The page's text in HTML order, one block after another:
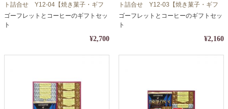
ト詰合せ Y12-04【焼き菓子・ギフ
ト・コーヒー・珈琲】【包装・熨斗対
応】
ゴーフレットとコーヒーのギフトセッ
ト
¥2,700
ト詰合せ Y12-03【焼き菓子・ギフ
ト・コーヒー・珈琲】【包装・熨斗対
応】
ゴーフレットとコーヒーのギフトセッ
ト
¥2,160